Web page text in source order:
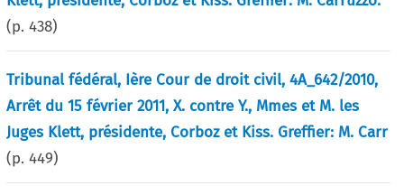
(p.438)
Tribunal fédéral, Ière Cour de droit civil, 4A_642/2010,
Arrêt du 15 février 2011, X. contre Y., Mmes et M. les
Juges Klett, présidente, Corboz et Kiss. Greffier: M. Carr
(p.449)